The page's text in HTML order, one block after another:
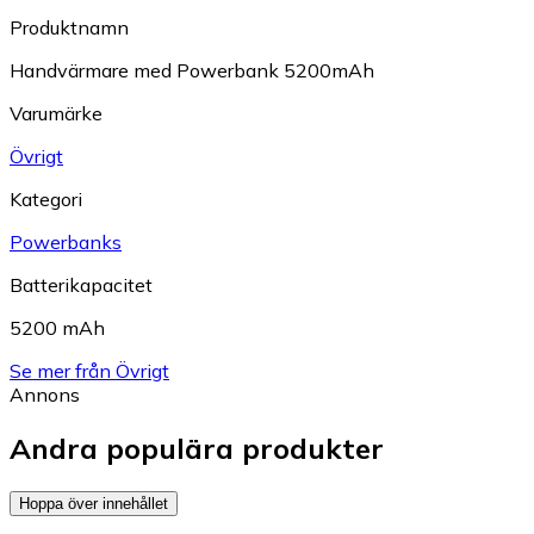
Produktnamn
Handvärmare med Powerbank 5200mAh
Varumärke
Övrigt
Kategori
Powerbanks
Batterikapacitet
5200 mAh
Se mer från Övrigt
Annons
Andra populära produkter
Hoppa över innehållet